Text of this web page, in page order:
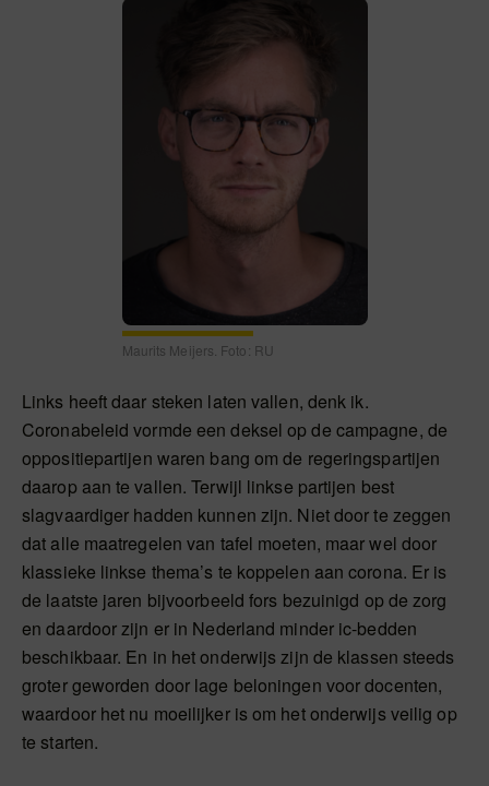
Maurits Meijers. Foto: RU
Links heeft daar steken laten vallen, denk ik.
Coronabeleid vormde een deksel op de campagne, de
oppositiepartijen waren bang om de regeringspartijen
daarop aan te vallen. Terwijl linkse partijen best
slagvaardiger hadden kunnen zijn. Niet door te zeggen
dat alle maatregelen van tafel moeten, maar wel door
klassieke linkse thema’s te koppelen aan corona. Er is
de laatste jaren bijvoorbeeld fors bezuinigd op de zorg
en daardoor zijn er in Nederland minder ic-bedden
beschikbaar. En in het onderwijs zijn de klassen steeds
groter geworden door lage beloningen voor docenten,
waardoor het nu moeilijker is om het onderwijs veilig op
te starten.